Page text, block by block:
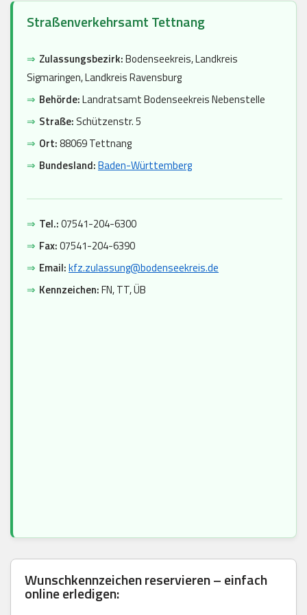
Straßenverkehrsamt Tettnang
⇒ Zulassungsbezirk:Bodenseekreis, Landkreis
Sigmaringen, Landkreis Ravensburg
⇒ Behörde:Landratsamt Bodenseekreis Nebenstelle
⇒ Straße: Schützenstr. 5
⇒ Ort:88069 Tettnang
⇒ Bundesland:Baden-Württemberg
⇒ Tel.:07541-204-6300
⇒ Fax:07541-204-6390
⇒ Email:kfz.zulassung@bodenseekreis.de
⇒ Kennzeichen:FN, TT, ÜB
Wunschkennzeichen reservieren – einfach
online erledigen: